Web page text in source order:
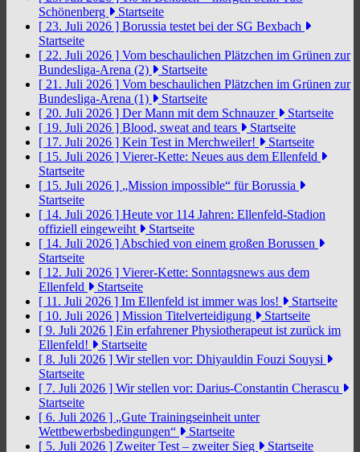
Schönenberg
Startseite
[ 23. Juli 2026 ] Borussia testet bei der SG Bexbach
Startseite
[ 22. Juli 2026 ] Vom beschaulichen Plätzchen im Grünen zur
Bundesliga-Arena (2)
Startseite
[ 21. Juli 2026 ] Vom beschaulichen Plätzchen im Grünen zur
Bundesliga-Arena (1)
Startseite
[ 20. Juli 2026 ] Der Mann mit dem Schnauzer
Startseite
[ 19. Juli 2026 ] Blood, sweat and tears
Startseite
[ 17. Juli 2026 ] Kein Test in Merchweiler!
Startseite
[ 15. Juli 2026 ] Vierer-Kette: Neues aus dem Ellenfeld
Startseite
[ 15. Juli 2026 ] „Mission impossible“ für Borussia
Startseite
[ 14. Juli 2026 ] Heute vor 114 Jahren: Ellenfeld-Stadion
offiziell eingeweiht
Startseite
[ 14. Juli 2026 ] Abschied von einem großen Borussen
Startseite
[ 12. Juli 2026 ] Vierer-Kette: Sonntagsnews aus dem
Ellenfeld
Startseite
[ 11. Juli 2026 ] Im Ellenfeld ist immer was los!
Startseite
[ 10. Juli 2026 ] Mission Titelverteidigung
Startseite
[ 9. Juli 2026 ] Ein erfahrener Physiotherapeut ist zurück im
Ellenfeld!
Startseite
[ 8. Juli 2026 ] Wir stellen vor: Dhiyauldin Fouzi Souysi
Startseite
[ 7. Juli 2026 ] Wir stellen vor: Darius-Constantin Cherascu
Startseite
[ 6. Juli 2026 ] „Gute Trainingseinheit unter
Wettbewerbsbedingungen“
Startseite
[ 5. Juli 2026 ] Zweiter Test – zweiter Sieg
Startseite